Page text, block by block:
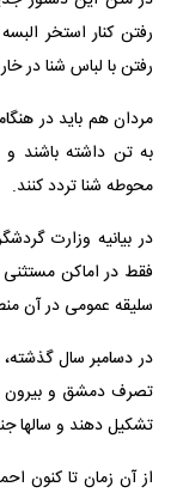
رفتن کنار استخر
رفتن با لباس شنا
مردان هم باید در
به تن داشته باشند و
محوطه شنا تردد کنند.
در بیانیه وزارت
فقط در اماکن
سلیقه عمومی در آن
در دسامبر سال
تصرف دمشق و بیرون
تشکیل دهند و سالها
از آن زمان تا کنون